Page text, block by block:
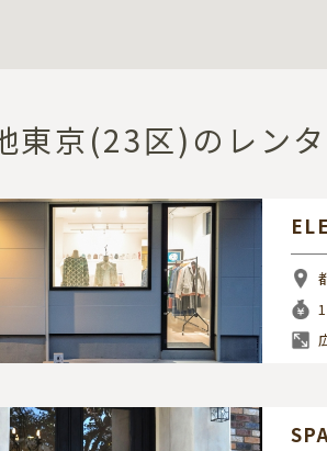
東京(23区)のレン